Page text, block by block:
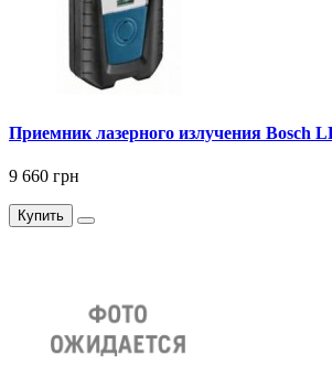
Приемник лазерного излучения Bosch
9 660 грн
Купить